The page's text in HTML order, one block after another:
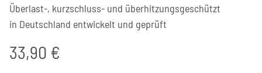
Überlast-, kurzschluss- und überhitzungsgeschützt
in Deutschland entwickelt und geprüft
33,90 €